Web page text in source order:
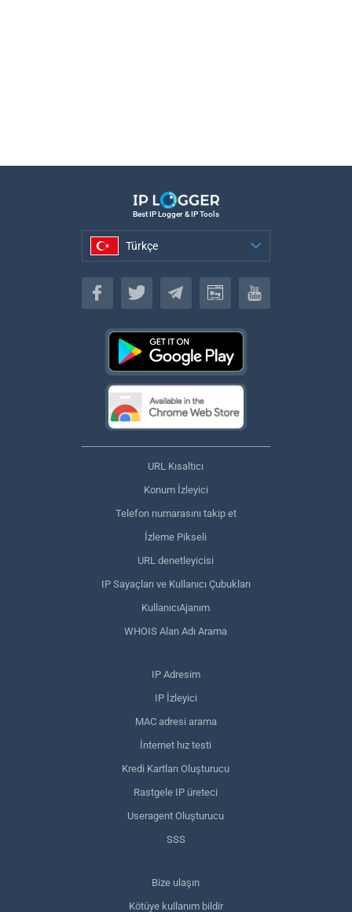
Best IP Logger & IP Tools
Türkçe
Türkçe
URL Kısaltıcı
Konum İzleyici
Telefon numarasını takip et
İzleme Pikseli
URL denetleyicisi
IP Sayaçları ve Kullanıcı Çubukları
KullanıcıAjanım
WHOIS Alan Adı Arama
IP Adresim
IP İzleyici
MAC adresi arama
İnternet hız testi
Kredi Kartları Oluşturucu
Rastgele IP üreteci
Useragent Oluşturucu
SSS
Bize ulaşın
Kötüye kullanım bildir